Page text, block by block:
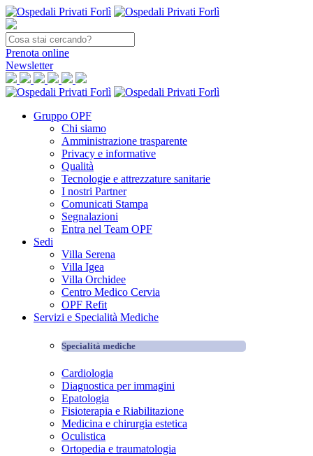
Prenota online
Newsletter
Gruppo OPF
Chi siamo
Amministrazione trasparente
Privacy e informative
Qualità
Tecnologie e attrezzature sanitarie
I nostri Partner
Comunicati Stampa
Segnalazioni
Entra nel Team OPF
Sedi
Villa Serena
Villa Igea
Villa Orchidee
Centro Medico Cervia
OPF Refit
Servizi e Specialità Mediche
Specialità mediche
Cardiologia
Diagnostica per immagini
Epatologia
Fisioterapia e Riabilitazione
Medicina e chirurgia estetica
Oculistica
Ortopedia e traumatologia